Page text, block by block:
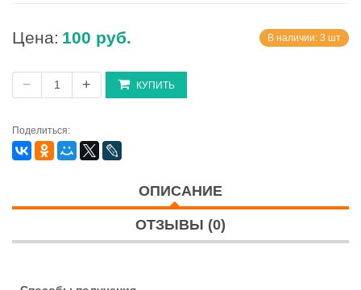
Цена: 100 руб. В наличии: 3 шт
− + КУПИТЬ
Поделиться:
ОПИСАНИЕ
ОТЗЫВЫ (0)